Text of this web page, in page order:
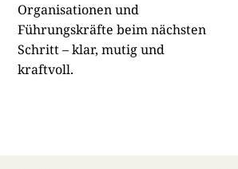
Organisationen und
Führungskräfte beim nächsten
Schritt – klar, mutig und
kraftvoll.